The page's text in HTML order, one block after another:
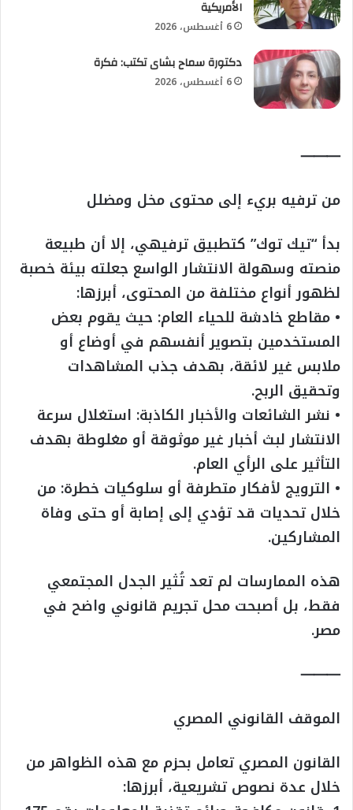
الأمريكية
6 أغسطس، 2026
دكتورة سماح بشاى تكتب: فكرة
6 أغسطس، 2026
⸻
من ترفيه بريء إلى محتوى مخل ومضلل
بدأ “تيك توك” كتطبيق ترفيهي، إلا أن طبيعة
منصته وسهولة الانتشار الواسع جعلته بيئة خصبة
لظهور أنواع مختلفة من المحتوى، أبرزها:
• مقاطع خادشة للحياء العام: حيث يقوم بعض
المستخدمين بتصوير أنفسهم في أوضاع أو
ملابس غير لائقة، بهدف جذب المشاهدات
وتحقيق الربح.
• نشر الشائعات والأخبار الكاذبة: استغلال سرعة
الانتشار لبث أخبار غير موثوقة أو مغلوطة بهدف
التأثير على الرأي العام.
• الترويج لأفكار متطرفة أو سلوكيات خطرة: من
خلال تحديات قد تؤدي إلى إصابة أو حتى وفاة
المشاركين.
هذه الممارسات لم تعد تُثير الجدل المجتمعي
فقط، بل أصبحت محل تجريم قانوني واضح في
مصر.
⸻
الموقف القانوني المصري
القانون المصري تعامل بحزم مع هذه الظواهر من
خلال عدة نصوص تشريعية، أبرزها: